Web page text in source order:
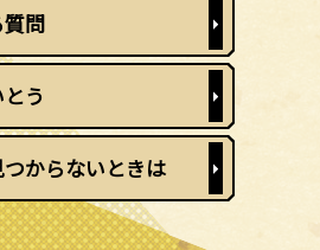
問
う
からないときは